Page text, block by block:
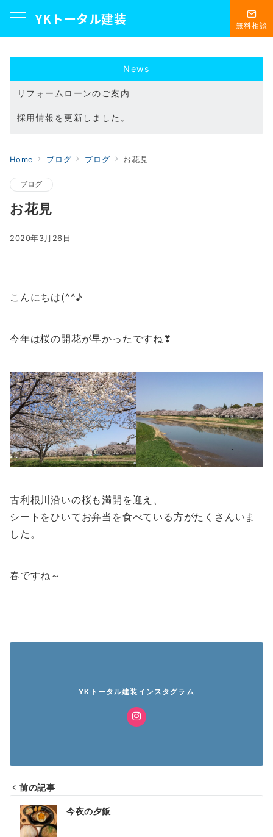
YKトータル建装 無料相談
News
リフォームローンのご案内
Home ブログ ブログ お花見
ブログ
お花見
2020年3月26日
こんにちは(^^♪
今年は桜の開花が早かったですね❣
古利根川沿いの桜も満開を迎え、
シートをひいてお弁当を食べている方がたくさんいま
した。
春ですね～
YKトータル建装インスタグラム
投
稿
前の記事
今夜の夕飯